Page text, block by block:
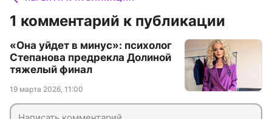
1 комментарий к публикации
«Она уйдет в минус»: психолог
Степанова предрекла Долиной
тяжелый финал
19 марта 2026, 11:00